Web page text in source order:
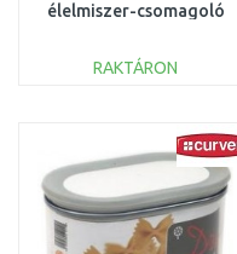
élelmiszer-csomagoló
vákuumos doboz
DO331L
RAKTÁRON
Összehasonlítás